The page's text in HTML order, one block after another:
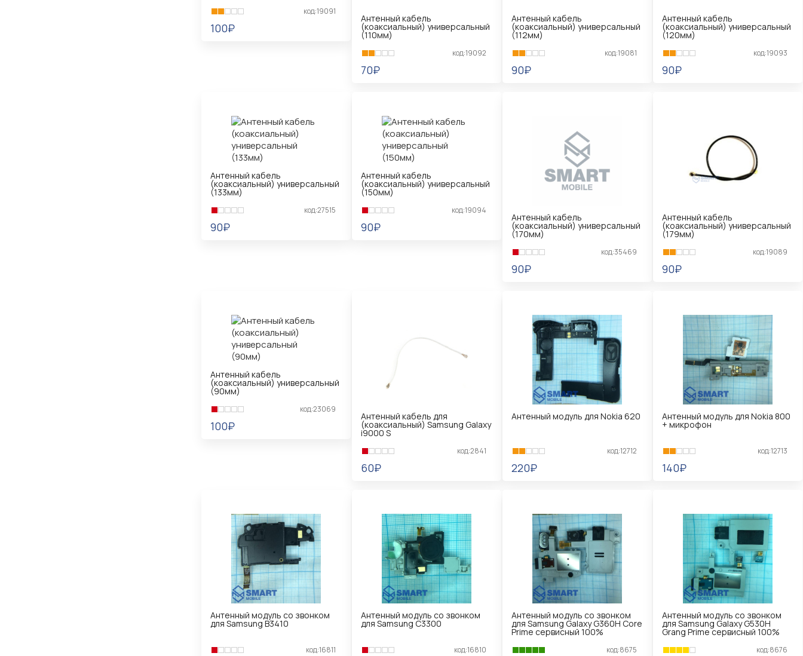
код:19091
100₽
Антенный кабель
(коаксиальный) универсальный
(110мм)
код:19092
70₽
Антенный кабель
(коаксиальный) универсальный
(112мм)
код:19081
90₽
Антенный кабель
(коаксиальный) универсальный
(120мм)
код:19093
90₽
Антенный кабель
(коаксиальный) универсальный
(133мм)
код:27515
90₽
Антенный кабель
(коаксиальный) универсальный
(150мм)
код:19094
90₽
Антенный кабель
(коаксиальный) универсальный
(170мм)
код:35469
90₽
Антенный кабель
(коаксиальный) универсальный
(179мм)
код:19089
90₽
Антенный кабель
(коаксиальный) универсальный
(90мм)
код:23069
100₽
Антенный кабель для
(коаксиальный) Samsung Galaxy
i9000 S
код:2841
60₽
Антенный модуль для Nokia 620
код:12712
220₽
Антенный модуль для Nokia 800
+ микрофон
код:12713
140₽
Антенный модуль со звонком
для Samsung B3410
код:16811
Антенный модуль со звонком
для Samsung C3300
код:16810
Антенный модуль со звонком
для Samsung Galaxy G360H Core
Prime сервисный 100%
код:8675
Антенный модуль со звонком
для Samsung Galaxy G530H
Grang Prime сервисный 100%
код:8676